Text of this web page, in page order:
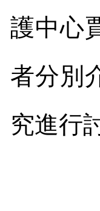
護中心
者分別
究進行